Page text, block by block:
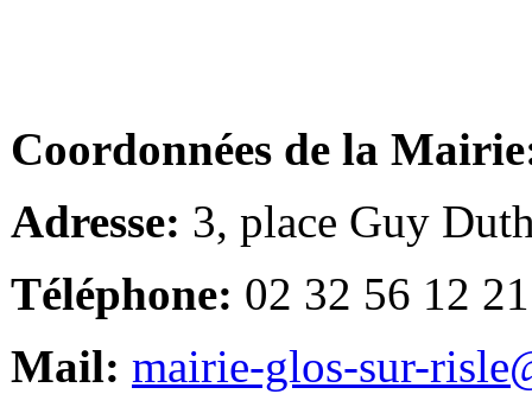
Coordonnées de la
Adresse: 3, place Guy
Téléphone: 02 32 56 12 21
Mail: mairie-glos-sur-